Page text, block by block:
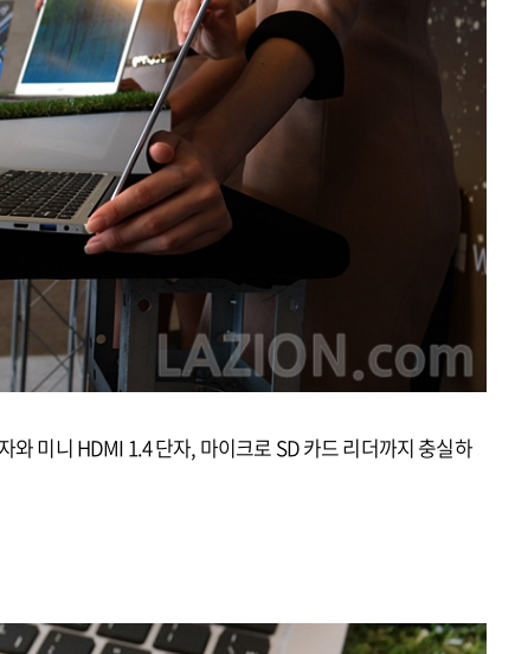
와 미니 HDMI 1.4 단자, 마이크로 SD 카드 리더까지 충실하